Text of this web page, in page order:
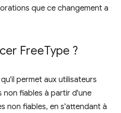
que ce changement a
FreeType ?
permet aux utilisateurs
non fiables à partir d'une
non fiables, en s'attendant à